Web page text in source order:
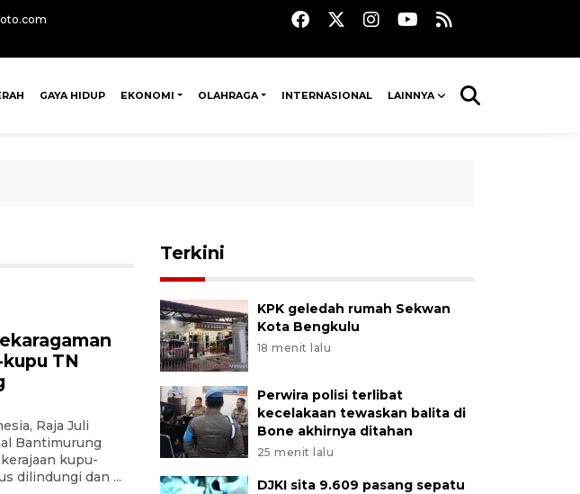
GAYA HIDUP EKONOMI OLAHRAGA INTERNASIONAL LAINNYA
TN
Raja Juli
Bantimurung
kupu-
dilindungi dan ...
Terkini
KPK geledah rumah Sekwan
Kota Bengkulu
18 menit lalu
Perwira polisi terlibat
kecelakaan tewaskan balita di
Bone akhirnya ditahan
25 menit lalu
DJKI sita 9.609 pasang sepatu